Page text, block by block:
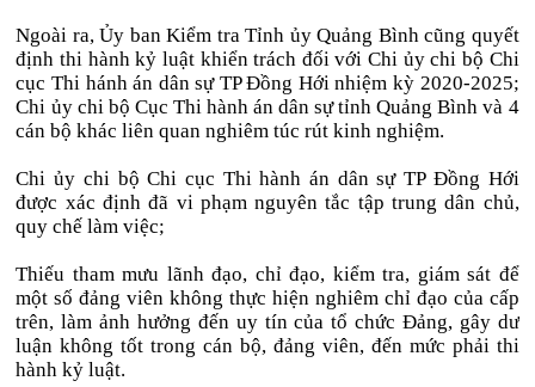
Ngoài ra, Ủy ban Kiểm tra Tỉnh ủy Quảng Bình cũng quyết
định thi hành kỷ luật khiển trách đối với Chi ủy chi bộ Chi
cục Thi hánh án dân sự TP Đồng Hới nhiệm kỳ 2020-2025;
Chi ủy chi bộ Cục Thi hành án dân sự tỉnh Quảng Bình và 4
cán bộ khác liên quan nghiêm túc rút kinh nghiệm.
Chi ủy chi bộ Chi cục Thi hành án dân sự TP Đồng Hới
được xác định đã vi phạm nguyên tắc tập trung dân chủ,
quy chế làm việc;
Thiếu tham mưu lãnh đạo, chỉ đạo, kiểm tra, giám sát để
một số đảng viên không thực hiện nghiêm chỉ đạo của cấp
trên, làm ảnh hưởng đến uy tín của tổ chức Đảng, gây dư
luận không tốt trong cán bộ, đảng viên, đến mức phải thi
hành kỷ luật.